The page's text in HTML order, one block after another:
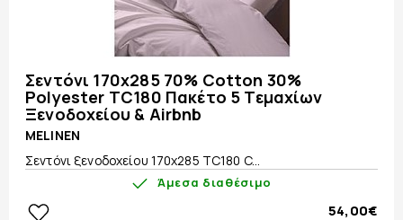
Σεντόνι 170x285 70% Cotton 30%
Polyester TC180 Πακέτο 5 Τεμαχίων
Ξενοδοχείου & Airbnb
MELINEN
Σεντόνι ξενοδοχείου 170x285 TC180 C...
Άμεσα διαθέσιμο
54,00€